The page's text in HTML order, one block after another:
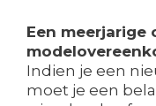
Een
Indien je een
moet je een